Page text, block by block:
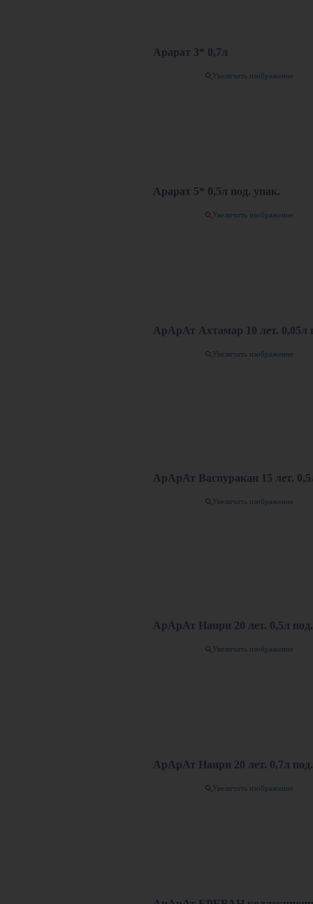
Арарат 3* 0,7л
Увеличить изображение
Арарат 5* 0,5л под. упак.
Увеличить изображение
АрАрАт Ахтамар 10 лет. 0,05л
Увеличить изображение
АрАрАт Васпуракан 15 лет.
Увеличить изображение
АрАрАт Наири 20 лет. 0,5л
Увеличить изображение
АрАрАт Наири 20 лет. 0,7л
Увеличить изображение